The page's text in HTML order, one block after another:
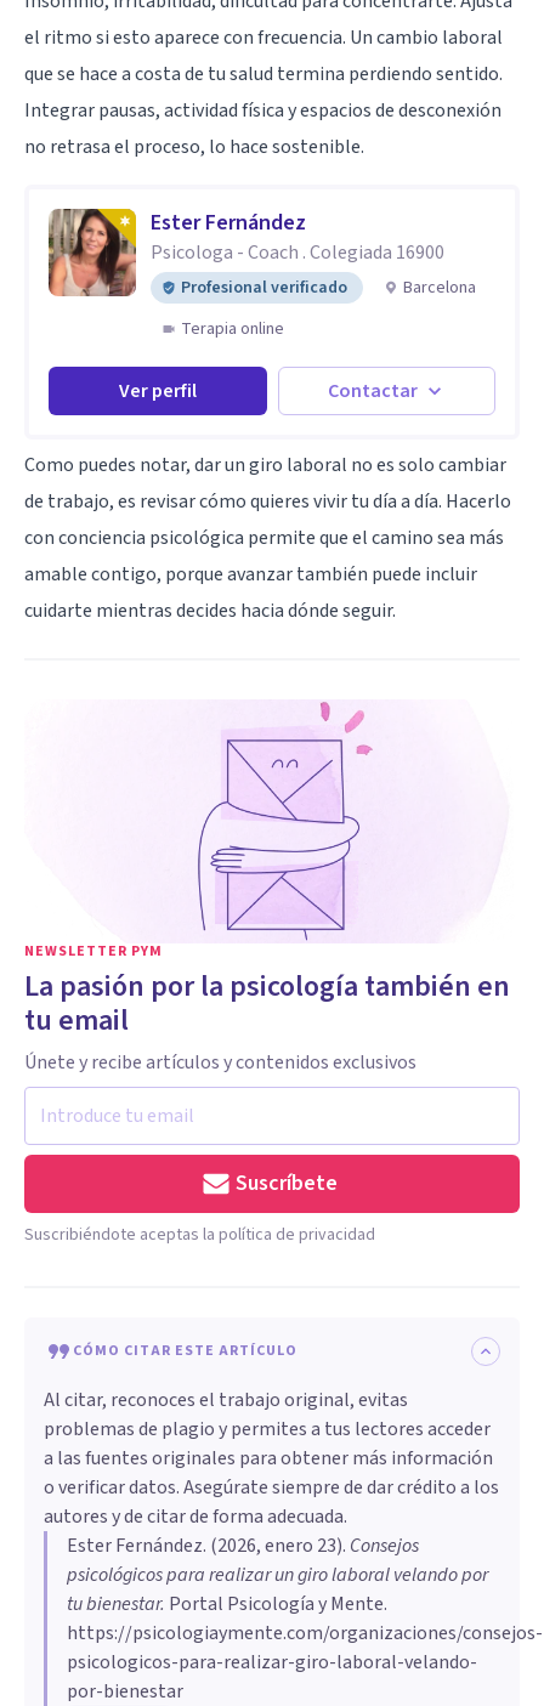
el ritmo si esto aparece con frecuencia. Un cambio laboral
que se hace a costa de tu salud termina perdiendo sentido.
Integrar pausas, actividad física y espacios de desconexión
no retrasa el proceso, lo hace sostenible.
Ester Fernández
Psicologa - Coach . Colegiada 16900
Profesional verificado
Barcelona
Terapia online
Ver perfil Contactar
Como puedes notar, dar un giro laboral no es solo cambiar
de trabajo, es revisar cómo quieres vivir tu día a día. Hacerlo
con conciencia psicológica permite que el camino sea más
amable contigo, porque avanzar también puede incluir
cuidarte mientras decides hacia dónde seguir.
NEWSLETTER PYM
La pasión por la psicología también en
tu email
Únete y recibe artículos y contenidos exclusivos
Suscríbete
Suscribiéndote aceptas la política de privacidad
CÓMO CITAR ESTE ARTÍCULO
Al citar, reconoces el trabajo original, evitas
problemas de plagio y permites a tus lectores acceder
a las fuentes originales para obtener más información
o verificar datos. Asegúrate siempre de dar crédito a los
autores y de citar de forma adecuada.
Ester Fernández. (2026, enero 23). Consejos
psicológicos para realizar un giro laboral velando por
tu bienestar. Portal Psicología y Mente.
https://psicologiaymente.com/organizaciones/consejos-
psicologicos-para-realizar-giro-laboral-velando-
por-bienestar